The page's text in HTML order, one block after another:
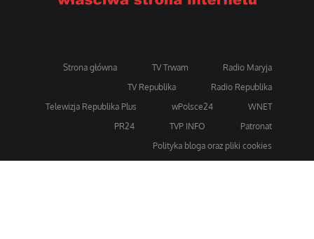
Strona główna TV Trwam
Radio Maryja
TV Republika
Radio Republika
Telewizja Republika Plus
wPolsce24
WNET
PR24
TVP INFO
Patronat
Polityka bloga oraz pliki cookies